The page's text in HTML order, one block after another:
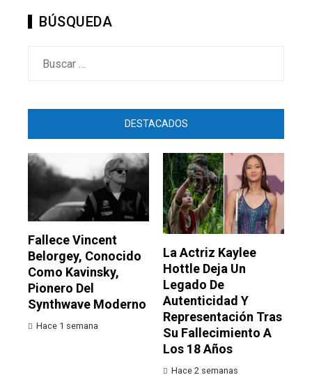
BÚSQUEDA
DESTACADOS
Fallece Vincent
Belorgey, Conocido
Como Kavinsky,
Pionero Del
Synthwave Moderno
Hace 1 semana
La Actriz Kaylee
Hottle Deja Un
Legado De
Autenticidad Y
Representación Tras
Su Fallecimiento A
Los 18 Años
Hace 2 semanas